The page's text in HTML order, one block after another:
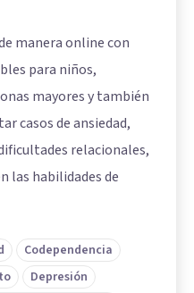
manera online con
para niños,
mayores y también
casos de ansiedad,
relacionales,
las habilidades de
Codependencia
Depresión